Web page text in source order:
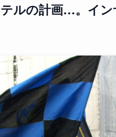
ルの計画…。イ